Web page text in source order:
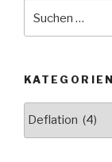
nach:
KATEGORIEN